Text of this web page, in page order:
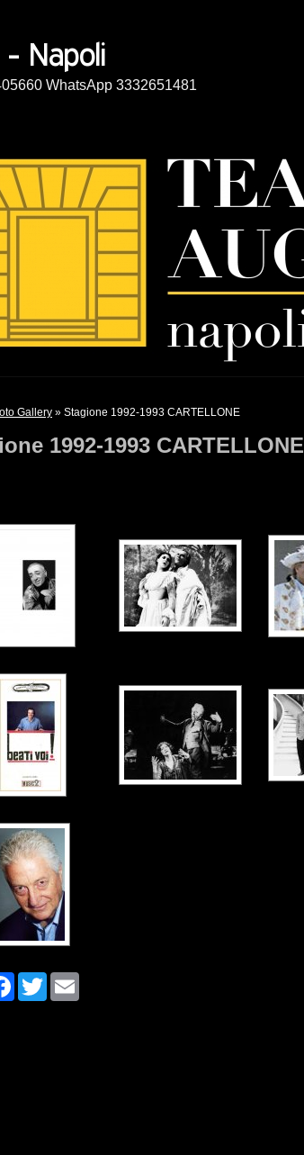
WhatsApp 3332651481
Gallery » Stagione 1992-1993 CARTELLONE
1992-1993 CARTELLONE
Facebook
Twitter